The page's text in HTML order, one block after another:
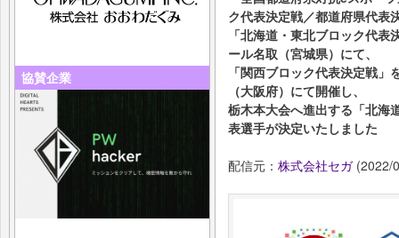
協賛企業
ク代表決定戦／都道府県代表
「北海道・東北ブロック代
ール名取（宮城県）にて、
「関西ブロック代表決定戦
（大阪府）にて開催し、
栃木本大会へ進出する「北海
表選手が決定いたしました
配信元： 株式会社セガ(2022/